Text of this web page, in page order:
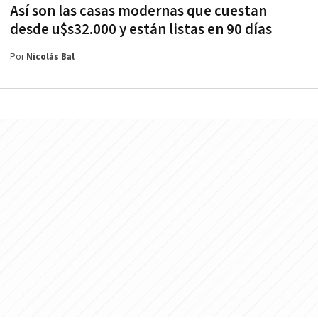
Así son las casas modernas que cuestan
desde u$s32.000 y están listas en 90 días
PorNicolás Bal